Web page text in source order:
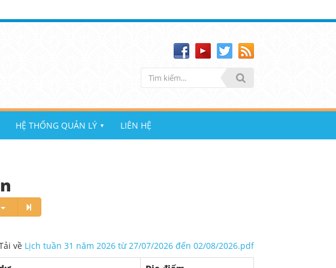
HỆ THỐNG QUẢN LÝ ▼ LIÊN HỆ
về Lịch tuần 31 năm 2026 từ 27/07/2026 đến 02/08/2026.pdf